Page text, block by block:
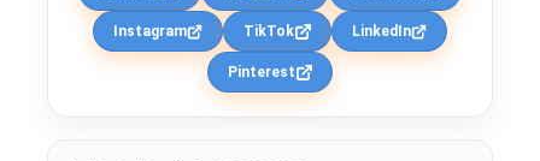
Instagram TikTok LinkedIn
Pinterest